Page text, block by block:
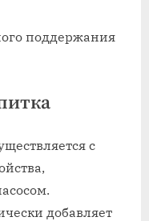
поддержания
с
добавляет